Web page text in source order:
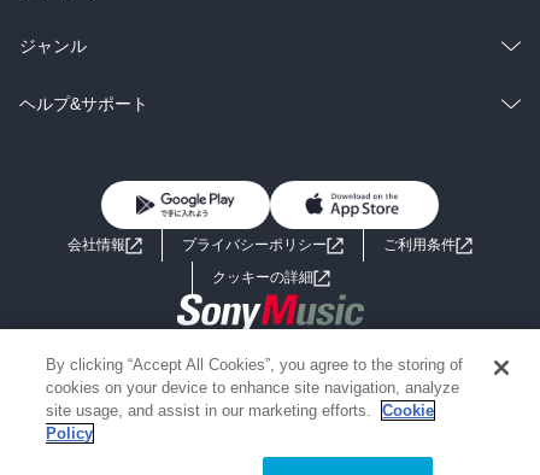
BL・TL
雑誌・グラビア
BL・TL
ラノベ
雑誌・グラビア
総合
ラノベ
ジャンル
コミック
ライトノベル 男子向けラノベ
小説
海外小説
ミステリー SF
歴史・時代小説
ヘルプ&サポート
よくあるご質問 お問い合わせ
会社情報 プライバシーポリシー
ご利用条件
クッキーの詳細
Copyright 2017 - 2026 Sony Music Entertainment(Japan) Inc.
Information on the site is for the Japan domestic market only
powered by
By clicking “Accept All Cookies”, you agree to the storing of
cookies on your device to enhance site navigation, analyze
site usage, and assist in our marketing efforts.
Cookie
Policy